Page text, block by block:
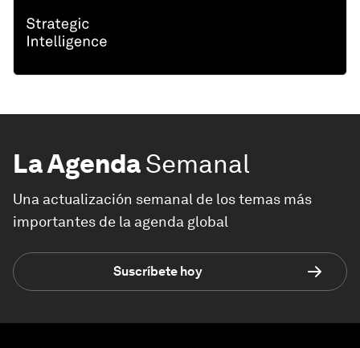
La AgendaSemanal
Una actualización semanal de los temas más
importantes de la agenda global
Suscríbete hoy